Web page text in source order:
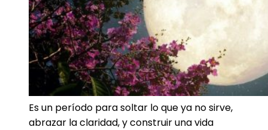
Es un período para soltar lo que ya no sirve,
abrazar la claridad, y construir una vida